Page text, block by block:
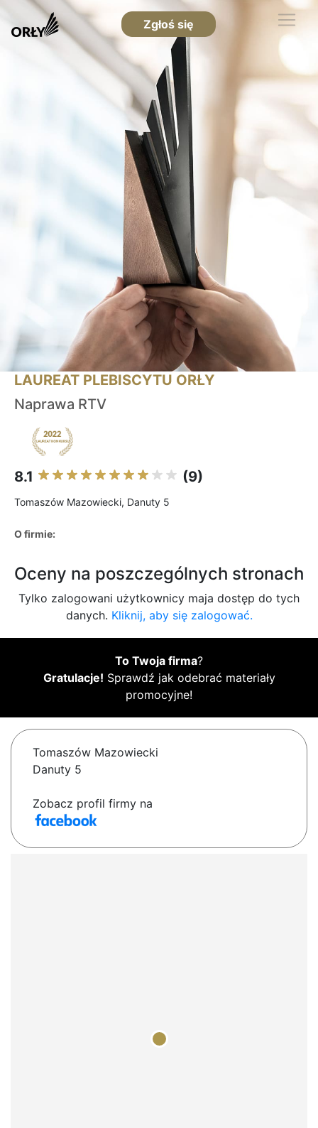
Zgłoś się
LAUREAT PLEBISCYTU ORŁY
Naprawa RTV
8.1 (9)
Tomaszów Mazowiecki, Danuty 5
O firmie:
Oceny na poszczególnych stronach
Tylko zalogowani użytkownicy maja dostęp do tych
danych. Kliknij, aby się zalogować.
To Twoja firma?
Gratulacje! Sprawdź jak odebrać materiały
promocyjne!
Tomaszów Mazowiecki
Danuty 5
Zobacz profil firmy na